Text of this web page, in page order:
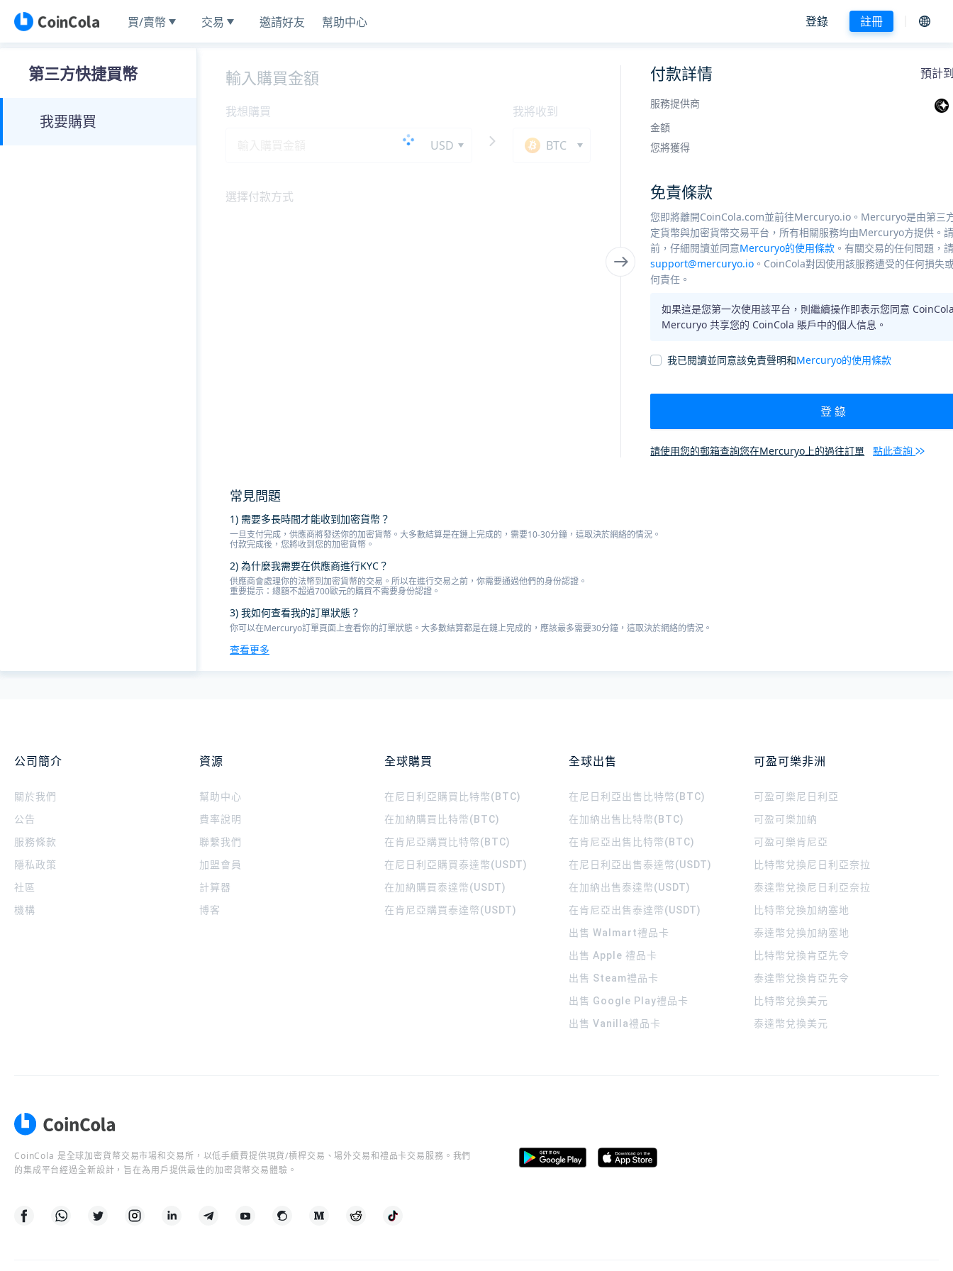
買/賣幣 交易 邀請好友 幫助中心 登錄 註冊
第三方快捷買幣
我要購買
輸入購買金額
我想購買
USD
我將收到
BTC
選擇付款方式
付款詳情 預計
服務提供商
金額
您將獲得
免責條款
您即將離開CoinCola.com並前往Mercuryo.io。Mercuryo是由第三
定貨幣與加密貨幣交易平台，所有相關服務均由Mercuryo方提供。
前，仔細閱讀並同意Mercuryo的使用條款 。有關交易的任何問題，
support@mercuryo.io 。CoinCola對因使用該服務遭受的任何損失
何責任。
如果這是您第一次使用該平台，則繼續操作即表示您同意
Mercuryo 共享您的 CoinCola 賬戶中的個人信息。
我已閱讀並同意該免責聲明和Mercuryo的使用條款
登 錄
請使用您的郵箱查詢您在Mercuryo上的過往訂單 點此查詢
常見問題
1) 需要多長時間才能收到加密貨幣？
一旦支付完成，供應商將發送你的加密貨幣。大多數結算是在鏈上完成的，需要10-30分鐘，這取決於網絡的情況。
付款完成後，您將收到您的加密貨幣。
2) 為什麼我需要在供應商進行KYC？
供應商會處理你的法幣到加密貨幣的交易。所以在進行交易之前，你需要通過他們的身份認證。
重要提示：總額不超過700歐元的購買不需要身份認證。
3) 我如何查看我的訂單狀態？
你可以在Mercuryo訂單頁面上查看你的訂單狀態。大多數結算都是在鏈上完成的，應該最多需要30分鐘，這取決於網絡的情況。
查看更多
公司簡介
關於我們
公告
服務條款
隱私政策
社區
機構
資源
幫助中心
費率說明
聯繫我們
加盟會員
計算器
博客
全球購買
在尼日利亞購買比特幣(BTC)
在加納購買比特幣(BTC)
在肯尼亞購買比特幣(BTC)
在尼日利亞購買泰達幣(USDT)
在加納購買泰達幣(USDT)
在肯尼亞購買泰達幣(USDT)
全球出售
在尼日利亞出售比特幣(BTC)
在加納出售比特幣(BTC)
在肯尼亞出售比特幣(BTC)
在尼日利亞出售泰達幣(USDT)
在加納出售泰達幣(USDT)
在肯尼亞出售泰達幣(USDT)
出售 Walmart禮品卡
出售 Apple 禮品卡
出售 Steam禮品卡
出售 Google Play禮品卡
出售 Vanilla禮品卡
可盈可樂非洲
可盈可樂 尼日利亞
可盈可樂加納
可盈可樂肯尼亞
比特幣兌換尼日利亞奈拉
泰達幣兌換尼日利亞奈拉
比特幣兌換加納塞地
泰達幣兌換加納塞地
比特幣兌換肯亞先令
泰達幣兌換肯亞先令
比特幣兌換美元
泰達幣兌換美元
CoinCola 是全球加密貨幣交易市場和交易所，以低手續費提供現貨/槓桿交易、場外交易和禮品卡交易服務。我們
的集成平台經過全新設計，旨在為用戶提供最佳的加密貨幣交易體驗。